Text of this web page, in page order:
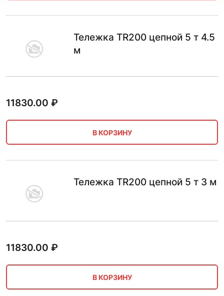
Тележка TR200 цепной 5 т 4.5
м
11830.00 ₽
В КОРЗИНУ
Тележка TR200 цепной 5 т 3 м
11830.00 ₽
В КОРЗИНУ